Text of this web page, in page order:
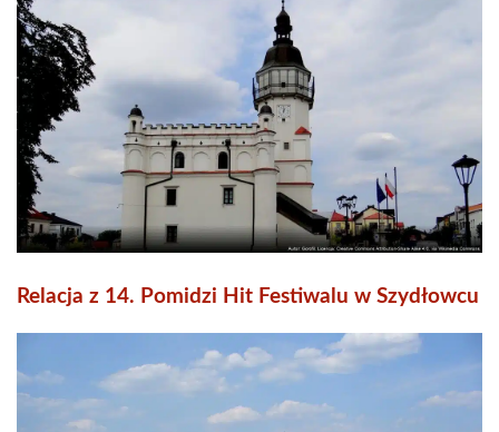
Relacja z 14. Pomidzi Hit Festiwalu w Szydłowcu